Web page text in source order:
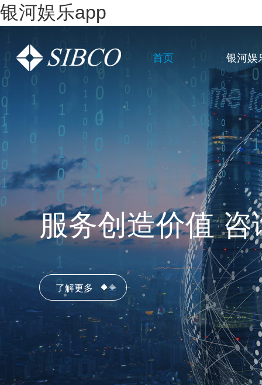
银河娱乐app
首页 银河娱
一站式全链条企
了解更多